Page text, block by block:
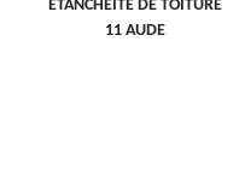
ETANCHÉITÉ DE TOITURE
11 AUDE